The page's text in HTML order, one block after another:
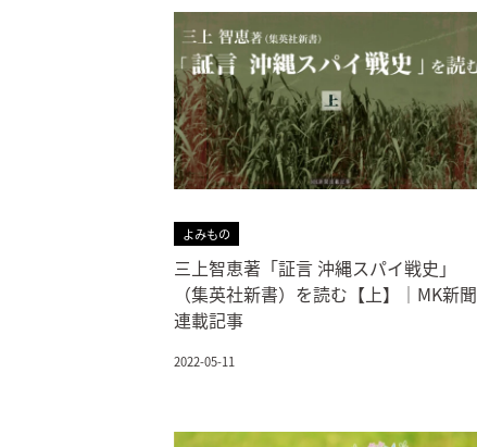
よみもの
三上智恵著「証言 沖縄スパイ戦史」
（集英社新書）を読む【上】｜MK新聞
連載記事
2022-05-11